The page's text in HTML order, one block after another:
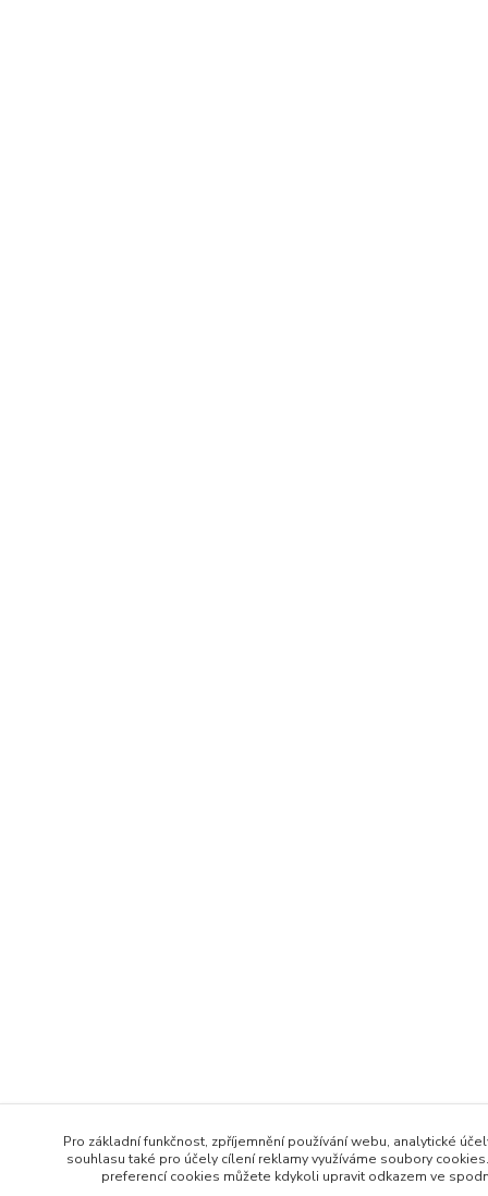
Pro základní funkčnost, zpříjemnění používání webu, analytické
souhlasu také pro účely cílení reklamy využíváme soubory
preferencí cookies můžete kdykoli upravit odkazem ve